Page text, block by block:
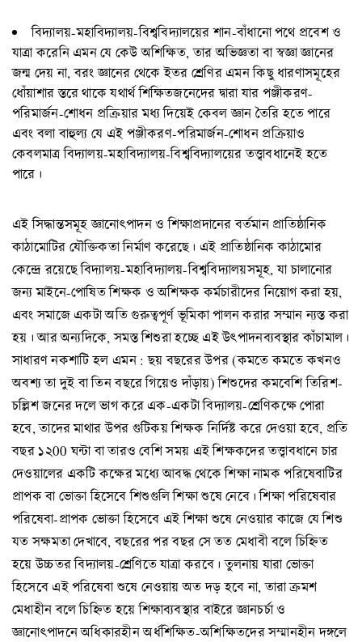
বিদ্যালয়-মহাবিদ্যালয়-বিশ্ববিদ্যালয়ের শান-বাঁধানো পথে প্রবেশ ও
যাত্রা করেনি এমন যে কেউ অশিক্ষিত, তার অভিজ্ঞতা বা স্বজ্ঞা জ্ঞানের
জন্ম দেয় না, বরং জ্ঞানের থেকে ইতর শ্রেণির এমন কিছু ধারণাসমূহের
ধোঁয়াশার স্তরে থাকে যথার্থ শিক্ষিতজনেদের দ্বারা যার পঞ্জীকরণ-
পরিমার্জন-শোধন প্রক্রিয়ার মধ্য দিয়েই কেবল জ্ঞান তৈরি হতে পারে
এবং বলা বাহুল্য যে এই পঞ্জীকরণ-পরিমার্জন-শোধন প্রক্রিয়াও
কেবলমাত্র বিদ্যালয়-মহাবিদ্যালয়-বিশ্ববিদ্যালয়ের তত্ত্বাবধানেই হতে
পারে।
এই সিদ্ধান্তসমূহ জ্ঞানোৎপাদন ও শিক্ষাপ্রদানের বর্তমান প্রাতিষ্ঠানিক
কাঠামোটির যৌক্তিকতা নির্মাণ করেছে। এই প্রাতিষ্ঠানিক কাঠামোর
কেন্দ্রে রয়েছে বিদ্যালয়-মহাবিদ্যালয়-বিশ্ববিদ্যালয়সমূহ, যা চালানোর
জন্য মাইনে-পোষিত শিক্ষক ও অশিক্ষক কর্মচারীদের নিয়োগ করা হয়,
এবং সমাজে একটা অতি গুরুত্বপূর্ণ ভূমিকা পালন করার সম্মান ন্যস্ত করা
হয়। আর অন্যদিকে, সমস্ত শিশুরা হচ্ছে এই উৎপাদনব্যবস্থার কাঁচামাল।
সাধারণ নকশাটি হল এমন : ছয় বছরের উপর (কমতে কমতে কখনও
অবশ্য তা দুই বা তিন বছরে গিয়েও দাঁড়ায়) শিশুদের কমবেশি তিরিশ-
চল্লিশ জনের দলে ভাগ করে এক-একটা বিদ্যালয়-শ্রেণিকক্ষে পোরা
হবে, তাদের মাথার উপর গুটিকয় শিক্ষক নির্দিষ্ট করে দেওয়া হবে, প্রতি
বছর ১২00 ঘন্টা বা তারও বেশি সময় এই শিক্ষকদের তত্ত্বাবধানে চার
দেওয়ালের একটি কক্ষের মধ্যে আবদ্ধ থেকে শিক্ষা নামক পরিষেবাটির
প্রাপক বা ভোক্তা হিসেবে শিশুগুলি শিক্ষা শুষে নেবে। শিক্ষা পরিষেবার
পরিষেবা-প্রাপক ভোক্তা হিসেবে এই শিক্ষা শুষে নেওয়ার কাজে যে শিশু
যত সক্ষমতা দেখাবে, বছরের পর বছর সে তত মেধাবী বলে চিহ্নিত
হয়ে উচ্চতর বিদ্যালয়-শ্রেণিতে যাত্রা করবে। তুলনায় যারা ভোক্তা
হিসেবে এই পরিষেবা শুষে নেওয়ায় অত দড় হবে না, তারা ক্রমশ
মেধাহীন বলে চিহ্নিত হয়ে শিক্ষাব্যবস্থার বাইরে জ্ঞানচর্চা ও
জ্ঞানোৎপাদনে অধিকারহীন অর্ধশিক্ষিত-অশিক্ষিতদের সম্মানহীন দঙ্গলে